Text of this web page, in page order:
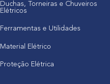
Duchas, Torneiras e Chuveiros
Elétricos
Ferramentas e Utilidades
Material Elétrico
Proteção Elétrica